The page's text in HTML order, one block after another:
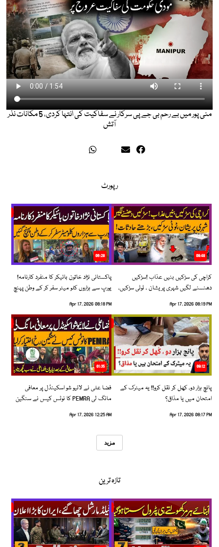
منی پور میں بے رحم بی جے پی سرکار نے سفاکیت کی انتہا کردی، 5 مکانات نذر
آتش
رپورٹ
08:48
کراچی کی سڑکیں بنیں عذاب !سڑکیں
دھنسنے لگیں شہری پریشان ، ٹوٹی سڑکیں،
Apr 17, 2026 08:19 PM
06:28
پاکستانی نژاد خاتون بائیکر کا منفرد کارنامہ!
یورپ سے ہزاروں کلو میٹر سفر کر کے وطن پہنچ
Apr 17, 2026 08:18 PM
09:12
پانچ ہزار دو، کھل کر نقل کرو!! یہ میٹرک کے
امتحان میں یا مذاق؟
Apr 17, 2026 08:17 PM
01:35
فضا علی نے لائیو شو اسکینڈل پر معافی
مانگ لی PEMRA کا نوٹس کیس نے سنگین
Apr 17, 2026 12:25 AM
مزید
تازہ ترین